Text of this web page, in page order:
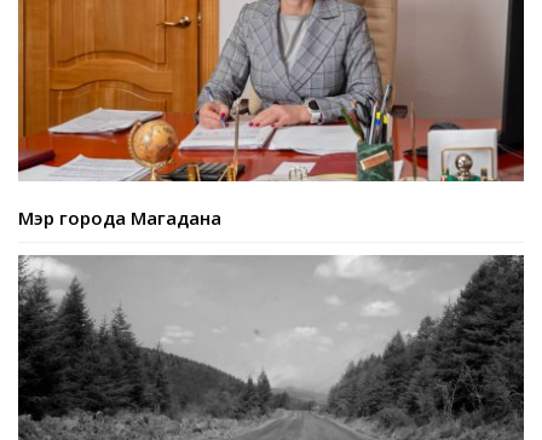
Мэр города Магадана